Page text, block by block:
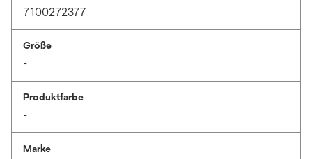
7100272377
Größe
-
Produktfarbe
-
Marke